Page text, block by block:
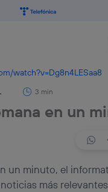
watch?v=Dg8n4LESaa8
3 min
en un
un minuto, el
más